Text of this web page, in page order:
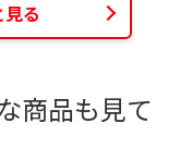
る
商品も見て